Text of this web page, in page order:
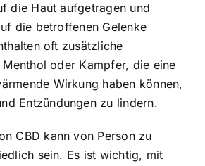
die Haut aufgetragen und
die betroffenen Gelenke
oft zusätzliche
oder Kampfer, die eine
Wirkung haben können,
Entzündungen zu lindern.
CBD kann von Person zu
sein. Es ist wichtig, mit